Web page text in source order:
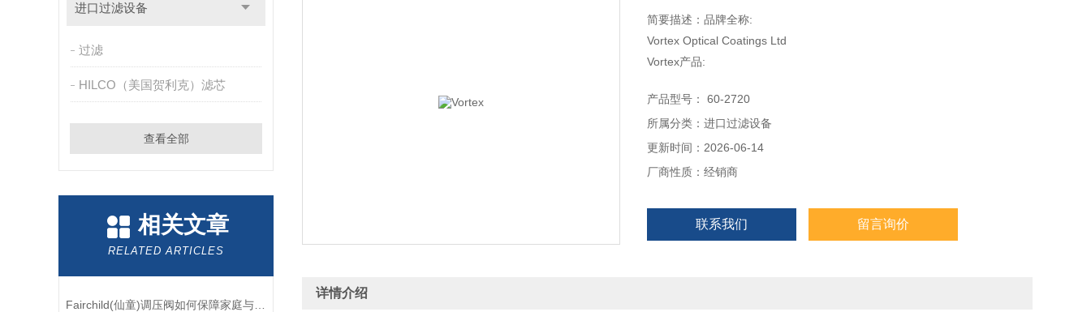
进口过滤设备
过滤
HILCO（美国贺利克）滤芯
查看全部
相关文章
RELATED ARTICLES
Fairchild(仙童)调压阀如何保障家庭与工业安全？
简要描述：品牌全称:
Vortex Optical Coatings Ltd
Vortex产品:
应用领域:
光学、半导体、生命科学、工业、医.疗、机械
Vortex公司简介
Vortex 是一家 ISO 9001 （2015） 认证公司。Vortex 在工厂内运行质量管理
使用Vortex的“Roc
产品型号： 60-2720
所属分类：进口过滤设备
更新时间：2026-06-14
厂商性质：经销商
联系我们 留言询价
详情介绍